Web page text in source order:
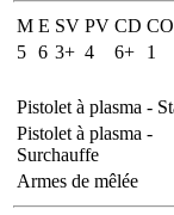
M E SV PV CD CO
5 6 3+ 4 6+
1
Pistolet à plasma -
Pistolet à plasma -
Surchauffe
Armes de mêlée